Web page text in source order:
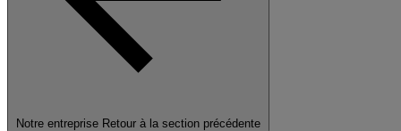
Notre entreprise Retour à la section précédente